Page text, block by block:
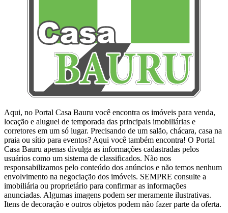
Aqui, no Portal Casa Bauru você encontra os imóveis para venda,
locação e aluguel de temporada das principais imobiliárias e
corretores em um só lugar. Precisando de um salão, chácara, casa na
praia ou sítio para eventos? Aqui você também encontra! O Portal
Casa Bauru apenas divulga as informações cadastradas pelos
usuários como um sistema de classificados. Não nos
responsabilizamos pelo conteúdo dos anúncios e não temos nenhum
envolvimento na negociação dos imóveis. SEMPRE consulte a
imobiliária ou proprietário para confirmar as informações
anunciadas. Algumas imagens podem ser meramente ilustrativas.
Itens de decoração e outros objetos podem não fazer parte da oferta.